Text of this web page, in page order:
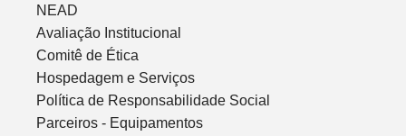
NEAD
Avaliação Institucional
Comitê de Ética
Hospedagem e Serviços
Política de Responsabilidade Social
Parceiros - Equipamentos